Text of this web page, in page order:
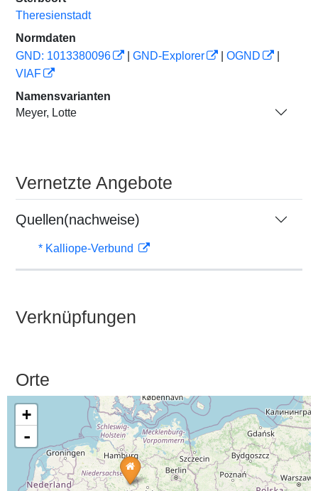
Theresienstadt
Normdaten
GND: 1013380096
GND-Explorer OGND
VIAF
Namensvarianten
Meyer, Lotte
Vernetzte Angebote
Quellen(nachweise)
* Kalliope-Verbund
Verknüpfungen
Orte
+
-